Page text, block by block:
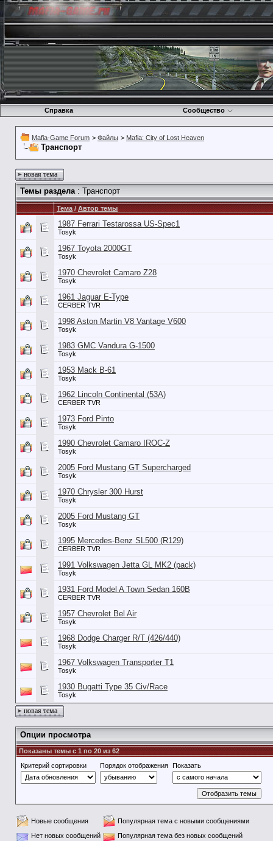
Справка Сообщество
Mafia-Game Forum > Файлы > Mafia: City of Lost Heaven
Транспорт
новая тема
Темы раздела: Транспорт
Тема/Автор темы
1987 Ferrari Testarossa US-Spec1
Tosyk
1967 Toyota 2000GT
Tosyk
1970 Chevrolet Camaro Z28
Tosyk
1961 Jaguar E-Type
CERBER TVR
1998 Aston Martin V8 Vantage V600
Tosyk
1983 GMC Vandura G-1500
Tosyk
1953 Mack B-61
Tosyk
1962 Lincoln Continental (53А)
CERBER TVR
1973 Ford Pinto
Tosyk
1990 Chevrolet Camaro IROC-Z
Tosyk
2005 Ford Mustang GT Supercharged
Tosyk
1970 Chrysler 300 Hurst
Tosyk
2005 Ford Mustang GT
Tosyk
1995 Mercedes-Benz SL500 (R129)
CERBER TVR
1991 Volkswagen Jetta GL MK2 (pack)
Tosyk
1931 Ford Model A Town Sedan 160B
CERBER TVR
1957 Chevrolet Bel Air
Tosyk
1968 Dodge Charger R/T (426/440)
Tosyk
1967 Volkswagen Transporter T1
Tosyk
1930 Bugatti Type 35 Civ/Race
Tosyk
новая тема
Опции просмотра
Показаны темы с 1 по 20 из 62
Критерий сортировки
Порядок отображения Показать
Новые сообщения
Популярная тема с новыми сообщениями
Нет новых сообщений
Популярная тема без новых сообщений